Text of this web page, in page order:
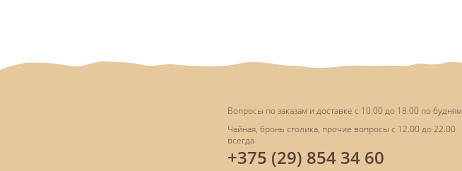
Вопросы по заказам и доставке с 10.00 до 18.00 по будням
Чайная, бронь столика, прочие вопросы с 12.00 до 22.00
всегда
+375 (29) 854 34 60